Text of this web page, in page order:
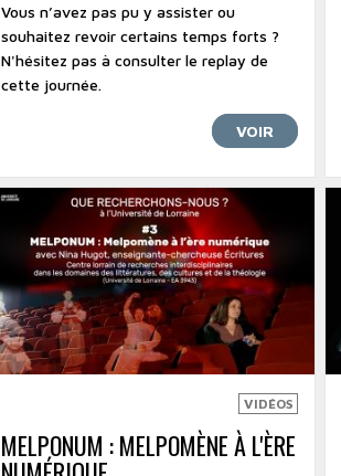
Vous n’avez pas pu y assister ou
souhaitez revoir certains temps forts ?
N'hésitez pas à consulter le replay de
cette journée.
VOIR
VIDÉOS
MELPONUM : MELPOMÈNE À L'ÈRE